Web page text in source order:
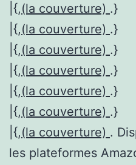
|{,(la couverture) .}
|{,(la couverture) .}
|{,(la couverture) .}
|{,(la couverture) .}
|{,(la couverture) .}
|{,(la couverture) .}
|{,(la couverture) .
les plateformes